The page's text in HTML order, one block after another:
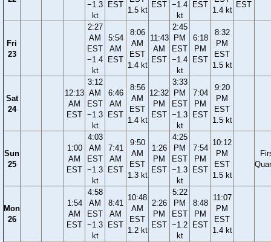
−1.3
kt
EST
1.5 kt
EST −1.4
kt
EST
1.4 kt
EST
Fri
23
2:27
AM
EST
−1.4
kt
5:54
AM
EST
8:06
AM
EST
1.4 kt
11:43
AM
EST
2:45
PM
EST
−1.4
kt
6:18
PM
EST
8:32
PM
EST
1.5 kt
Sat
24
12:13
AM
EST
3:12
AM
EST
−1.3
kt
6:46
AM
EST
8:56
AM
EST
1.4 kt
12:32
PM
EST
3:33
PM
EST
−1.3
kt
7:04
PM
EST
9:20
PM
EST
1.5 kt
Sun
25
1:00
AM
EST
4:03
AM
EST
−1.3
kt
7:41
AM
EST
9:50
AM
EST
1.3 kt
1:26
PM
EST
4:25
PM
EST
−1.3
kt
7:54
PM
EST
10:12
PM
EST
1.5 kt
Mon
26
1:54
AM
EST
4:58
AM
EST
−1.3
kt
8:41
AM
EST
10:48
AM
EST
1.2 kt
2:26
PM
EST
5:22
PM
EST
−1.2
kt
8:48
PM
EST
11:07
PM
EST
1.4 kt